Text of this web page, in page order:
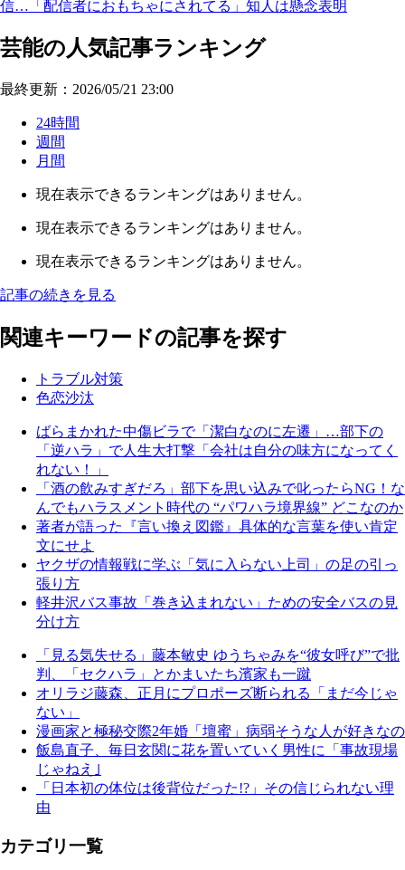
信…「配信者におもちゃにされてる」知人は懸念表明
芸能の人気記事ランキング
最終更新：2026/05/21 23:00
24時間
週間
月間
現在表示できるランキングはありません。
現在表示できるランキングはありません。
現在表示できるランキングはありません。
記事の続きを見る
関連キーワードの記事を探す
トラブル対策
色恋沙汰
ばらまかれた中傷ビラで「潔白なのに左遷」…部下の
「逆ハラ」で人生大打撃「会社は自分の味方になってく
れない！」
「酒の飲みすぎだろ」部下を思い込みで叱ったらNG！な
んでもハラスメント時代の “パワハラ境界線” どこなのか
著者が語った『言い換え図鑑』具体的な言葉を使い肯定
文にせよ
ヤクザの情報戦に学ぶ「気に入らない上司」の足の引っ
張り方
軽井沢バス事故「巻き込まれない」ための安全バスの見
分け方
「見る気失せる」藤本敏史 ゆうちゃみを“彼女呼び”で批
判、「セクハラ」とかまいたち濱家も一蹴
オリラジ藤森、正月にプロポーズ断られる「まだ今じゃ
ない」
漫画家と極秘交際2年婚「壇蜜」病弱そうな人が好きなの
飯島直子、毎日玄関に花を置いていく男性に「事故現場
じゃねえ｣
「日本初の体位は後背位だった!?」その信じられない理
由
カテゴリ一覧